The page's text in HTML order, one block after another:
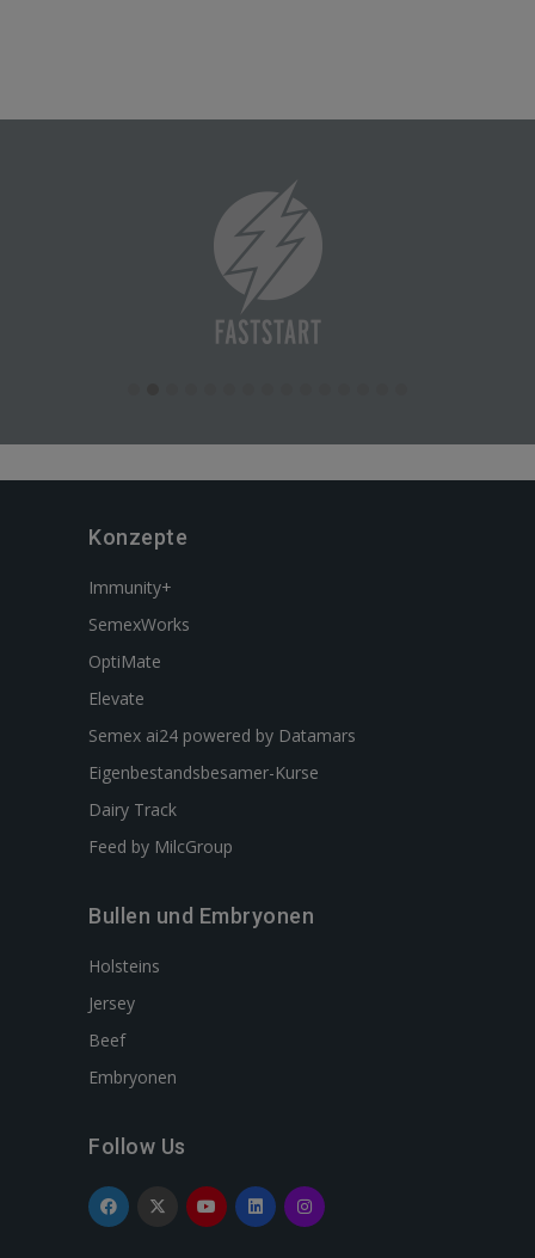
Konzepte
Immunity+
SemexWorks
OptiMate
Elevate
Semex ai24 powered by Datamars
Eigenbestandsbesamer-Kurse
Dairy Track
Feed by MilcGroup
Bullen und Embryonen
Holsteins
Jersey
Beef
Embryonen
Follow Us